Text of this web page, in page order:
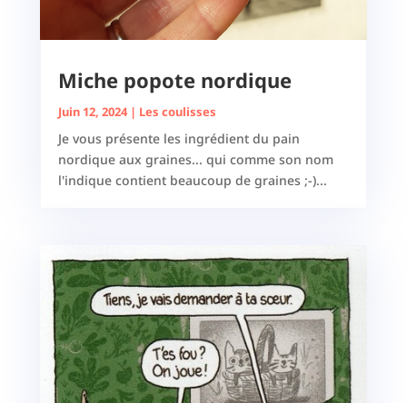
Miche popote nordique
Juin 12, 2024| Les coulisses
Je vous présente les ingrédient du pain
nordique aux graines... qui comme son nom
l'indique contient beaucoup de graines ;-)...